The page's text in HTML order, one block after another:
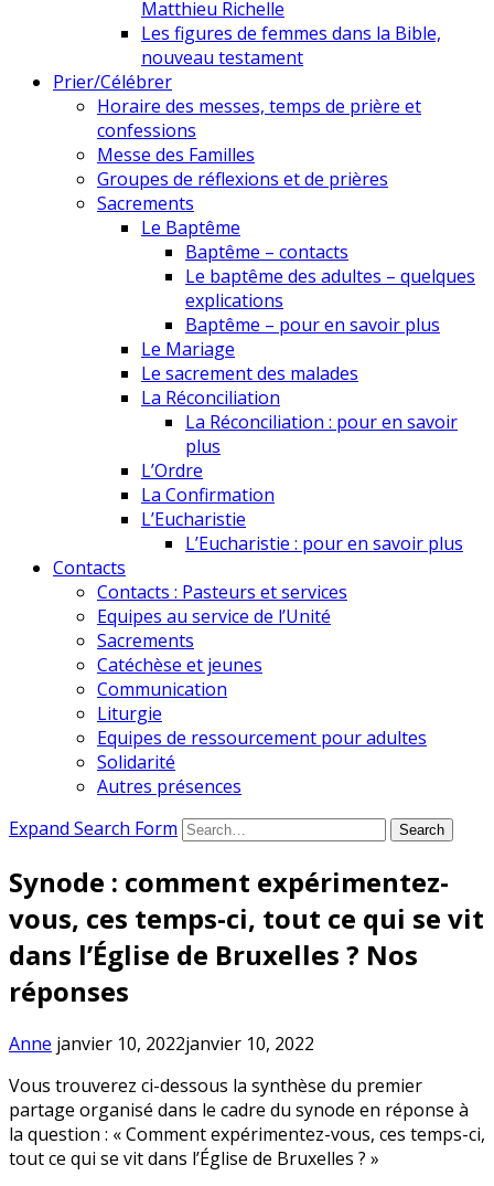
Matthieu Richelle
Les figures de femmes dans la Bible,
nouveau testament
Prier/Célébrer
Horaire des messes, temps de prière et
confessions
Messe des Familles
Groupes de réflexions et de prières
Sacrements
Le Baptême
Baptême – contacts
Le baptême des adultes – quelques
explications
Baptême – pour en savoir plus
Le Mariage
Le sacrement des malades
La Réconciliation
La Réconciliation : pour en savoir
plus
L’Ordre
La Confirmation
L’Eucharistie
L’Eucharistie : pour en savoir plus
Contacts
Contacts : Pasteurs et services
Equipes au service de l’Unité
Sacrements
Catéchèse et jeunes
Communication
Liturgie
Equipes de ressourcement pour adultes
Solidarité
Autres présences
Expand Search Form
Search
Synode : comment expérimentez-
vous, ces temps-ci, tout ce qui se vit
dans l’Église de Bruxelles ? Nos
réponses
Anne janvier 10, 2022janvier 10, 2022
Vous trouverez ci-dessous la synthèse du premier
partage organisé dans le cadre du synode en réponse à
la question : « Comment expérimentez-vous, ces temps-ci,
tout ce qui se vit dans l’Église de Bruxelles ? »